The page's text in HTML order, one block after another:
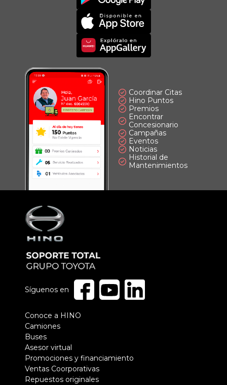
Imagen
Principal
Imagen
Principal
Coordinar Citas
Hino Puntos
Premios
Encontrar
Concesionario
Campañas
Eventos
Noticias
Historial de
Mantenimientos
Pie
de
página
Conoce a HINO
Camiones
Buses
Asesor virtual
Promociones y financiamiento
Ventas Coorporativas
Repuestos originales
Síguenos en